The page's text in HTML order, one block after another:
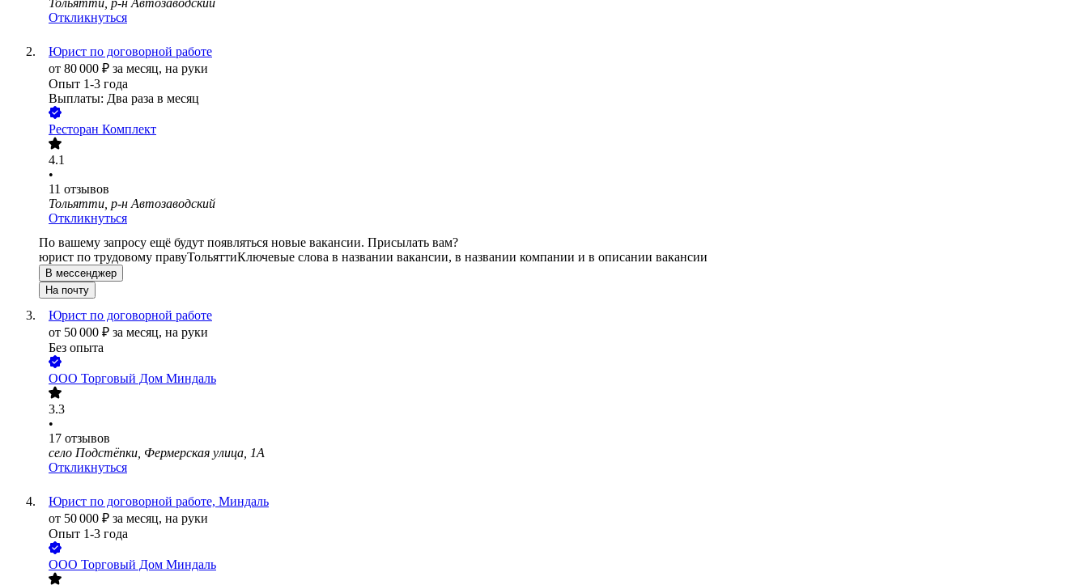
Тольятти, р-н Автозаводский
Откликнуться
Юрист по договорной работе
от 80 000 ₽ за месяц, на руки
Опыт 1-3 года
Выплаты: Два раза в месяц
Ресторан Комплект
4.1
•
11 отзывов
Тольятти, р-н Автозаводский
Откликнуться
По вашему запросу ещё будут появляться новые вакансии. Присылать вам?
юрист по трудовому правуТольяттиКлючевые слова в названии вакансии, в названии компании и в описании вакансии
В мессенджер
На почту
Юрист по договорной работе
от 50 000 ₽ за месяц, на руки
Без опыта
ООО Торговый Дом Миндаль
3.3
•
17 отзывов
село Подстёпки, Фермерская улица, 1А
Откликнуться
Юрист по договорной работе, Миндаль
от 50 000 ₽ за месяц, на руки
Опыт 1-3 года
ООО Торговый Дом Миндаль